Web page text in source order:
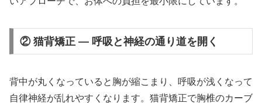
② 猫背矯正 — 呼吸と神経の通り道を開く
背中が丸くなっていると胸が縮こまり、呼吸が浅くなって
自律神経が乱れやすくなります。猫背矯正で胸椎のカーブ